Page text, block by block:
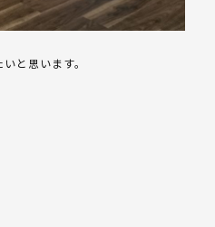
と思います。